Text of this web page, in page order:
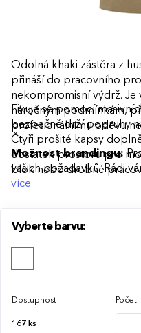
Odolná khaki zástěra z
přináší do pracovního
nekompromisní výdrž. Je
náročným podmínkám,
profesionálnímu oděvu
Fixuje se pomocí
bezpečně drží popruhy
Čtyři prošité kapsy
dostatek prostoru pro
blok nebo drobné
Možnost brandingu:
vašich požadavků. Rádi
technologii potisku s
více
Vyberte barvu:
Dostupnost Počet
167 ks